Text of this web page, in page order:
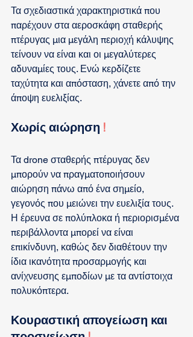
Τα σχεδιαστικά χαρακτηριστικά που
παρέχουν στα αεροσκάφη σταθερής
πτέρυγας μια μεγάλη περιοχή κάλυψης
τείνουν να είναι και οι μεγαλύτερες
αδυναμίες τους. Ενώ κερδίζετε
ταχύτητα και απόσταση, χάνετε από την
άποψη ευελιξίας.
Χωρίς αιώρηση !
Τα drone σταθερής πτέρυγας δεν
μπορούν να πραγματοποιήσουν
αιώρηση πάνω από ένα σημείο,
γεγονός που μειώνει την ευελιξία τους.
Η έρευνα σε πολύπλοκα ή περιορισμένα
περιβάλλοντα μπορεί να είναι
επικίνδυνη, καθώς δεν διαθέτουν την
ίδια ικανότητα προσαρμογής και
ανίχνευσης εμποδίων με τα αντίστοιχα
πολυκόπτερα.
Κουραστική απογείωση και